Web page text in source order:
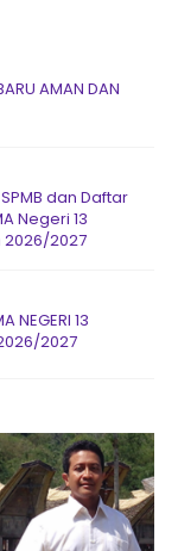
AMAN DAN
dan Daftar
Negeri 13
2027
NEGERI 13
2027